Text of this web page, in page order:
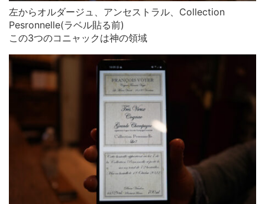
左からオルダージュ、アンセストラル、Collection
Pesronnelle(ラベル貼る前)
この3つのコニャックは神の領域